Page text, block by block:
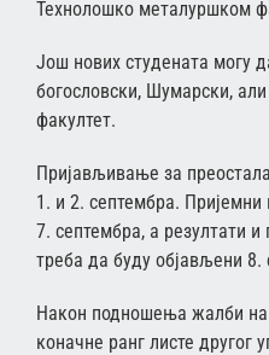
Технолошко металуршком
Још нових студената могу
богословски, Шумарски,
факултет.
Пријављивање за
1. и 2. септембра.
7. септембра, а резултати
треба да буду објављени 8.
Након подношења жалби на
коначне ранг листе другог